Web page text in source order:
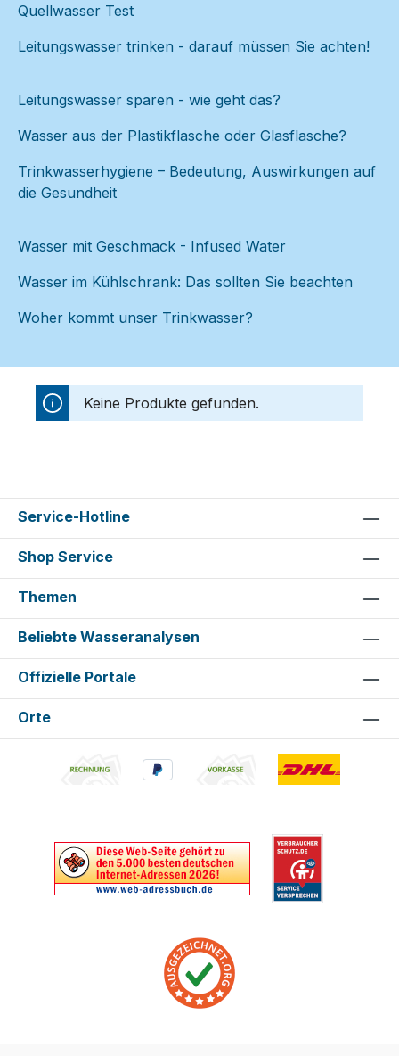
Quellwasser Test
Leitungswasser trinken - darauf müssen Sie achten!
Leitungswasser sparen - wie geht das?
Wasser aus der Plastikflasche oder Glasflasche?
Trinkwasserhygiene – Bedeutung, Auswirkungen auf
die Gesundheit
Wasser mit Geschmack - Infused Water
Wasser im Kühlschrank: Das sollten Sie beachten
Woher kommt unser Trinkwasser?
Keine Produkte gefunden.
Service-Hotline
Shop Service
Themen
Beliebte Wasseranalysen
Offizielle Portale
Orte